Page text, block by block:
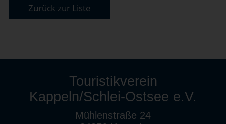
Zurück zur Liste
Touristikverein
Kappeln/Schlei-Ostsee e.V.
Mühlenstraße 24